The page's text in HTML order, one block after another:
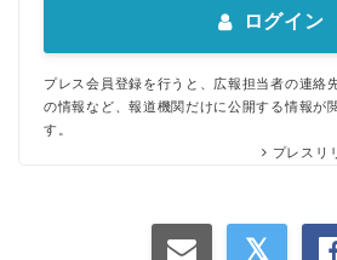
ログイン
プレス会員登録を行うと、広報担当者の連絡
の情報など、報道機関だけに公開する情報が
す。
プレスリ